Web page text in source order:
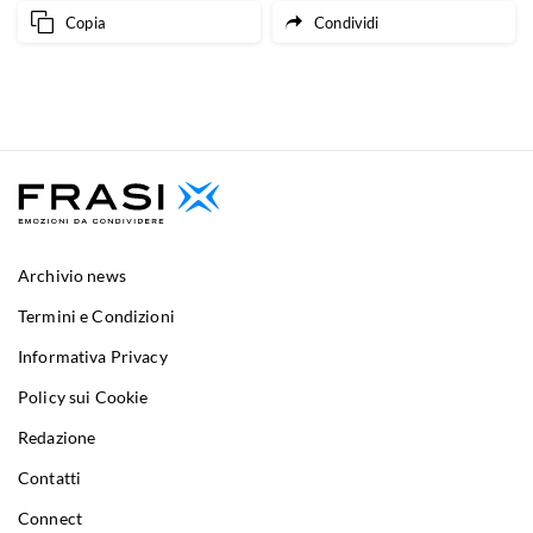
Copia Condividi
Archivio news
Termini e Condizioni
Informativa Privacy
Policy sui Cookie
Redazione
Contatti
Connect